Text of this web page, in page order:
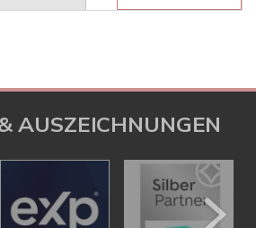
AUSZEICHNUNGEN